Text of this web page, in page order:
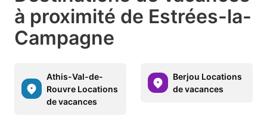
à proximité de Estrées-la-
Campagne
Athis-Val-de-
Rouvre Locations
de vacances
Berjou Locations
de vacances